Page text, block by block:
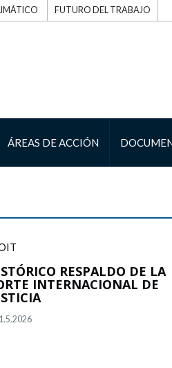
FUTURO DEL TRABAJO
ÁREAS DE ACCIÓN
RESPALDO DE LA
INTERNACIONAL DE